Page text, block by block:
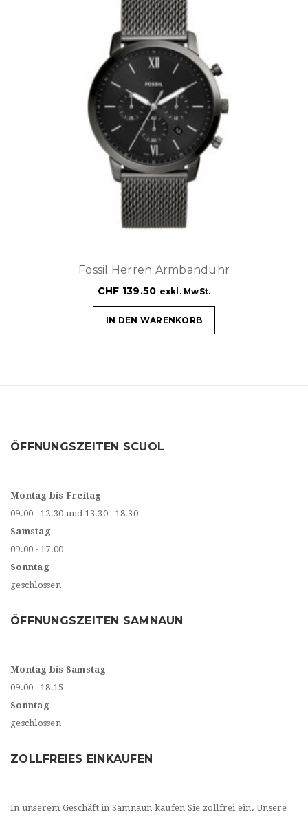
Fossil Herren Armbanduhr
CHF 139.50 exkl. MwSt.
IN DEN WARENKORB
ÖFFNUNGSZEITEN SCUOL
Montag bis Freitag
09.00 - 12.30 und 13.30 - 18.30
Samstag
09.00 - 17.00
Sonntag
geschlossen
ÖFFNUNGSZEITEN SAMNAUN
Montag bis Samstag
09.00 - 18.15
Sonntag
geschlossen
ZOLLFREIES EINKAUFEN
In unserem Geschäft in Samnaun kaufen Sie zollfrei ein. Unsere